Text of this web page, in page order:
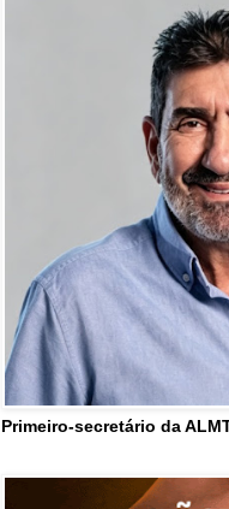
Primeiro-secretário da